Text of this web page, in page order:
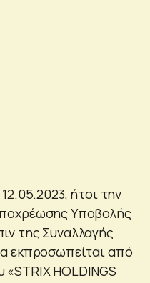
ήτοι την
Υποβολής
της Συναλλαγής
εκπροσωπείται από
HOLDINGS